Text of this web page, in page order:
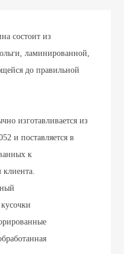
состоит из
ламинированной,
до правильной
изготавливается из
и поставляется в
к
клиента.